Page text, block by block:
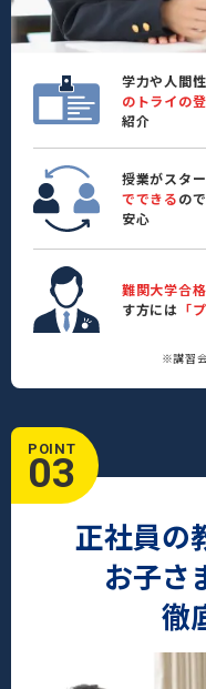
学力や人間
のトライの
紹介
授業がスタ
でできるの
安心
難関大学合
す方には 「
※講習
POINT
03
正社員の
お子さ
徹